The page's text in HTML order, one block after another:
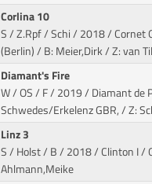
Corlina 10
S / Z.Rpf / Schi / 2018 / Cornet
(Berlin)/ B: Meier,Dirk / Z: van
Diamant's Fire
W / OS / F / 2019 / Diamant de
Schwedes/Erkelenz GBR, / Z:
Linz 3
S / Holst / B / 2018 / Clinton I /
Ahlmann,Meike